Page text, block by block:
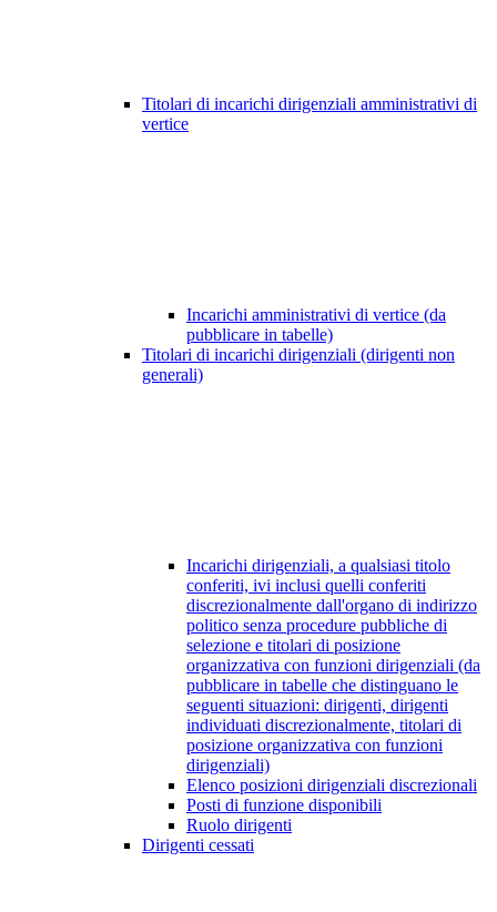
Titolari di incarichi dirigenziali amministrativi di
vertice
Incarichi amministrativi di vertice (da
pubblicare in tabelle)
Titolari di incarichi dirigenziali (dirigenti non
generali)
Incarichi dirigenziali, a qualsiasi titolo
conferiti, ivi inclusi quelli conferiti
discrezionalmente dall'organo di indirizzo
politico senza procedure pubbliche di
selezione e titolari di posizione
organizzativa con funzioni dirigenziali (da
pubblicare in tabelle che distinguano le
seguenti situazioni: dirigenti, dirigenti
individuati discrezionalmente, titolari di
posizione organizzativa con funzioni
dirigenziali)
Elenco posizioni dirigenziali discrezionali
Posti di funzione disponibili
Ruolo dirigenti
Dirigenti cessati